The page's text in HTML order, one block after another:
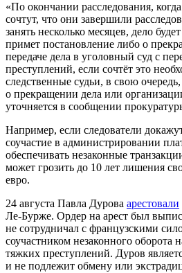
«По окончании расследования,
сочтут, что они завершили
занять несколько месяцев, дело
примет постановление либо о
передаче дела в уголовный суд с
преступлений, если сочтёт это
следственные судьи, в свою
о прекращении дела или
уточняется в сообщении
Например, если следователи
соучастие в администрировании
обеспечивать незаконные
может грозить до 10 лет лишения
евро.
24 августа Павла Дурова арестовали
Ле-Бурже. Ордер на арест был
не сотрудничал с французскими
соучастником незаконного оборота
тяжких преступлений. Дуров
и не подлежит обмену или